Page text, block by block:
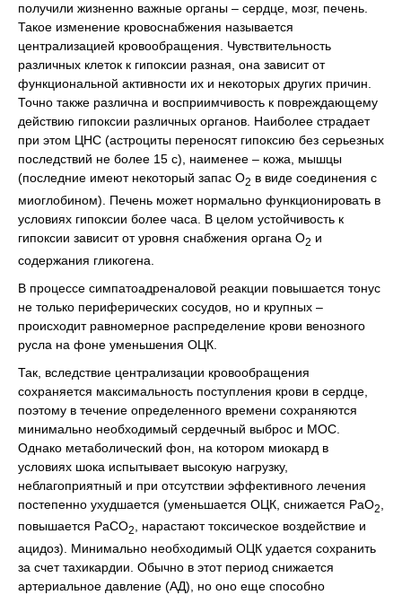
получили жизненно важные органы – сердце, мозг, печень.
Такое изменение кровоснабжения называется
централизацией кровообращения. Чувствительность
различных клеток к гипоксии разная, она зависит от
функциональной активности их и некоторых других причин.
Точно также различна и восприимчивость к повреждающему
действию гипоксии различных органов. Наиболее страдает
при этом ЦНС (астроциты переносят гипоксию без серьезных
последствий не более 15 с), наименее – кожа, мышцы
(последние имеют некоторый запас О2 в виде соединения с
миоглобином). Печень может нормально функционировать в
условиях гипоксии более часа. В целом устойчивость к
гипоксии зависит от уровня снабжения органа О2 и
содержания гликогена.
В процессе симпатоадреналовой реакции повышается тонус
не только периферических сосудов, но и крупных –
происходит равномерное распределение крови венозного
русла на фоне уменьшения ОЦК.
Так, вследствие централизации кровообращения
сохраняется максимальность поступления крови в сердце,
поэтому в течение определенного времени сохраняются
минимально необходимый сердечный выброс и МОС.
Однако метаболический фон, на котором миокард в
условиях шока испытывает высокую нагрузку,
неблагоприятный и при отсутствии эффективного лечения
постепенно ухудшается (уменьшается ОЦК, снижается PаО2
повышается PаСО2, нарастают токсическое воздействие и
ацидоз). Минимально необходимый ОЦК удается сохранить
за счет тахикардии. Обычно в этот период снижается
артериальное давление (АД), но оно еще способно